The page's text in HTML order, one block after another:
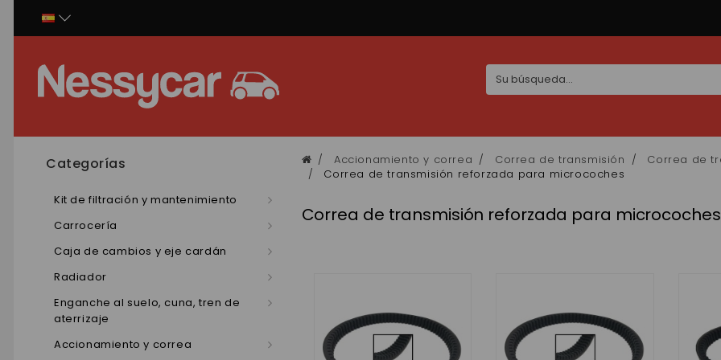
Categorías
Kit de filtración y mantenimiento
Carrocería
Caja de cambios y eje cardán
Radiador
Enganche al suelo, cuna, tren de
aterrizaje
Accionamiento y correa
Accionamiento y correa Correa de transmisión
Correa de
Correa de transmisión reforzada para microcoches
Correa de transmisión reforzada para microcoches